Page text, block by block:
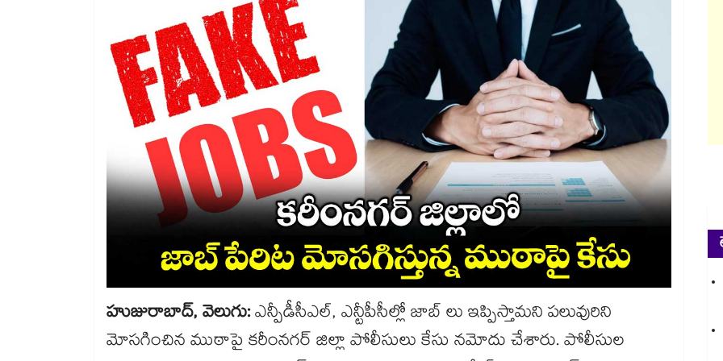
హుజురాబాద్, వెలుగు:ఎన్పీడీసీఎల్, ఎన్టీపీసీల్లో జాబ్ లు ఇప్పిస్తామని పలువురిని
మోసగించిన ముఠాపై కరీంనగర్ జిల్లా పోలీసులు కేసు నమోదు చేశారు. పోలీసుల